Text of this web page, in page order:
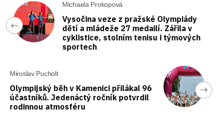
Michaela Prokopová
Vysočina veze z pražské Olympiády
dětí a mládeže 27 medailí. Zářila v
cyklistice, stolním tenisu i týmových
sportech
Miroslav Pucholt
Olympijský běh v Kamenici přilákal 96
účastníků. Jedenáctý ročník potvrdil
rodinnou atmosféru